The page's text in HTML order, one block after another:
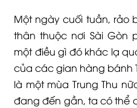
Một ngày cuối tuần, rảo
thân thuộc nơi Sài Gòn
một điều gì đó khác lạ
của các gian hàng bánh
là một mùa Trung Thu
đang đến gần, ta có thể